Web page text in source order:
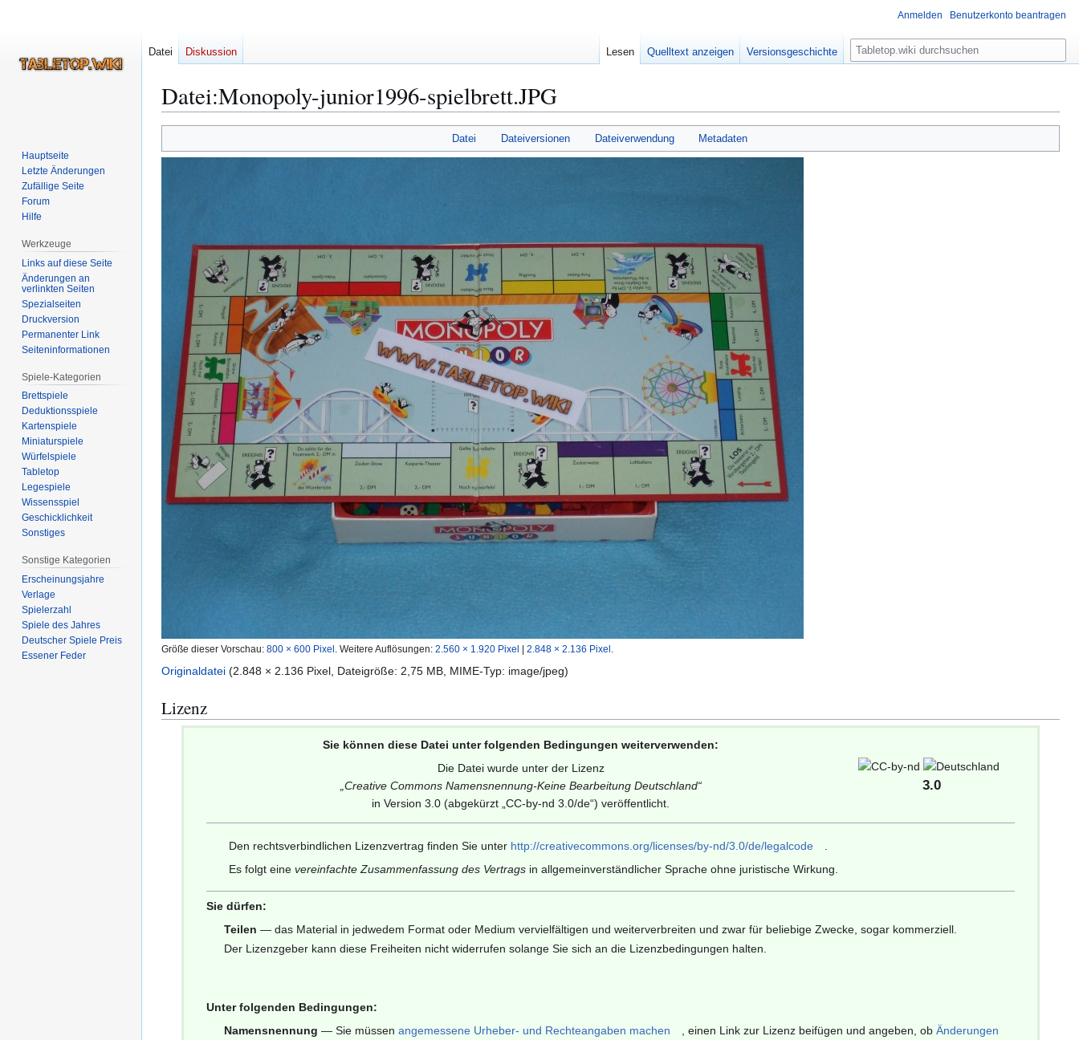
Datei:Monopoly-junior1996-spielbrett.JPG
Navigation
Suche
Datei Dateiversionen Dateiverwendung Metadaten
Größe dieser Vorschau: 800 × 600 Pixel Weitere Auflösungen: 2.560 × 1.920 Pixel 2.848 × 2.136 Pixel
Originaldatei (2.848 × 2.136 Pixel, Dateigröße: 2,75 MB, MIME-Typ: image/jpeg)
Lizenz
Sie können diese Datei unter folgenden Bedingungen weiterverwenden:
Die Datei wurde unter der Lizenz
Creative Commons Namensnennung-Keine Bearbeitung Deutschland“
in Version 3.0 (abgekürzt „CC-by-nd 3.0/de“) veröffentlicht.
3.0
Den rechtsverbindlichen Lizenzvertrag finden Sie unter http://creativecommons.org/licenses/by-nd/3.0/de/legalcode
Es folgt eine vereinfachte Zusammenfassung des Vertragsin allgemeinverständlicher Sprache ohne juristische Wirkung.
Sie dürfen:
Teilen — das Material in jedwedem Format oder Medium vervielfältigen und weiterverbreiten und zwar für beliebige Zwecke, sogar kommerziell.
Der Lizenzgeber kann diese Freiheiten nicht widerrufen solange Sie sich an die Lizenzbedingungen halten.
Unter folgenden Bedingungen:
Namensnennung — Sie müssenangemessene Urheber- und Rechteangaben machen , einen Link zur Lizenz beifügen und angeben, obÄnderungen
Anmelden Benutzerkonto beantragen
Datei Diskussion Lesen Quelltext anzeigen Versionsgeschichte
S
u
e
Hauptseite
Letzte Änderungen
Zufällige Seite
Forum
Hilfe
Werkzeuge
Links auf diese Seite
Änderungen an
verlinkten Seiten
Spezialseiten
Druckversion
Permanenter Link
Seiten­­informationen
Spiele-Kategorien
Brettspiele
Deduktionsspiele
Kartenspiele
Miniaturspiele
Würfelspiele
Tabletop
Legespiele
Wissensspiel
Geschicklichkeit
Sonstiges
Sonstige Kategorien
Erscheinungsjahre
Verlage
Spielerzahl
Spiele des Jahres
Deutscher Spiele Preis
Essener Feder